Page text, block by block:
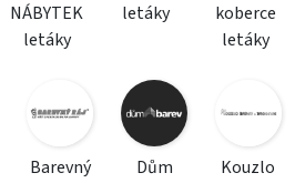
NÁBYTEK
letáky
letáky
koberce
letáky
Barevný
Dům
Kouzlo